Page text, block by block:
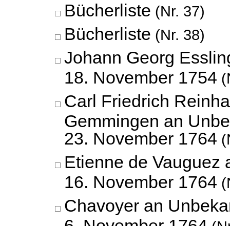
Bücherliste (Nr. 37)
Bücherliste (Nr. 38)
Johann Georg
18. November 1754
Carl Friedrich
Gemmingen an
23. November 1764
Etienne de Vauguez
16. November 1764
Chavoyer an